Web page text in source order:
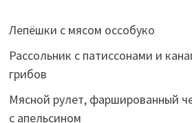
Лепёшки с мясом оссобуко
Рассольник с патиссонами и
грибов
Мясной рулет, фаршированный
с апельсином